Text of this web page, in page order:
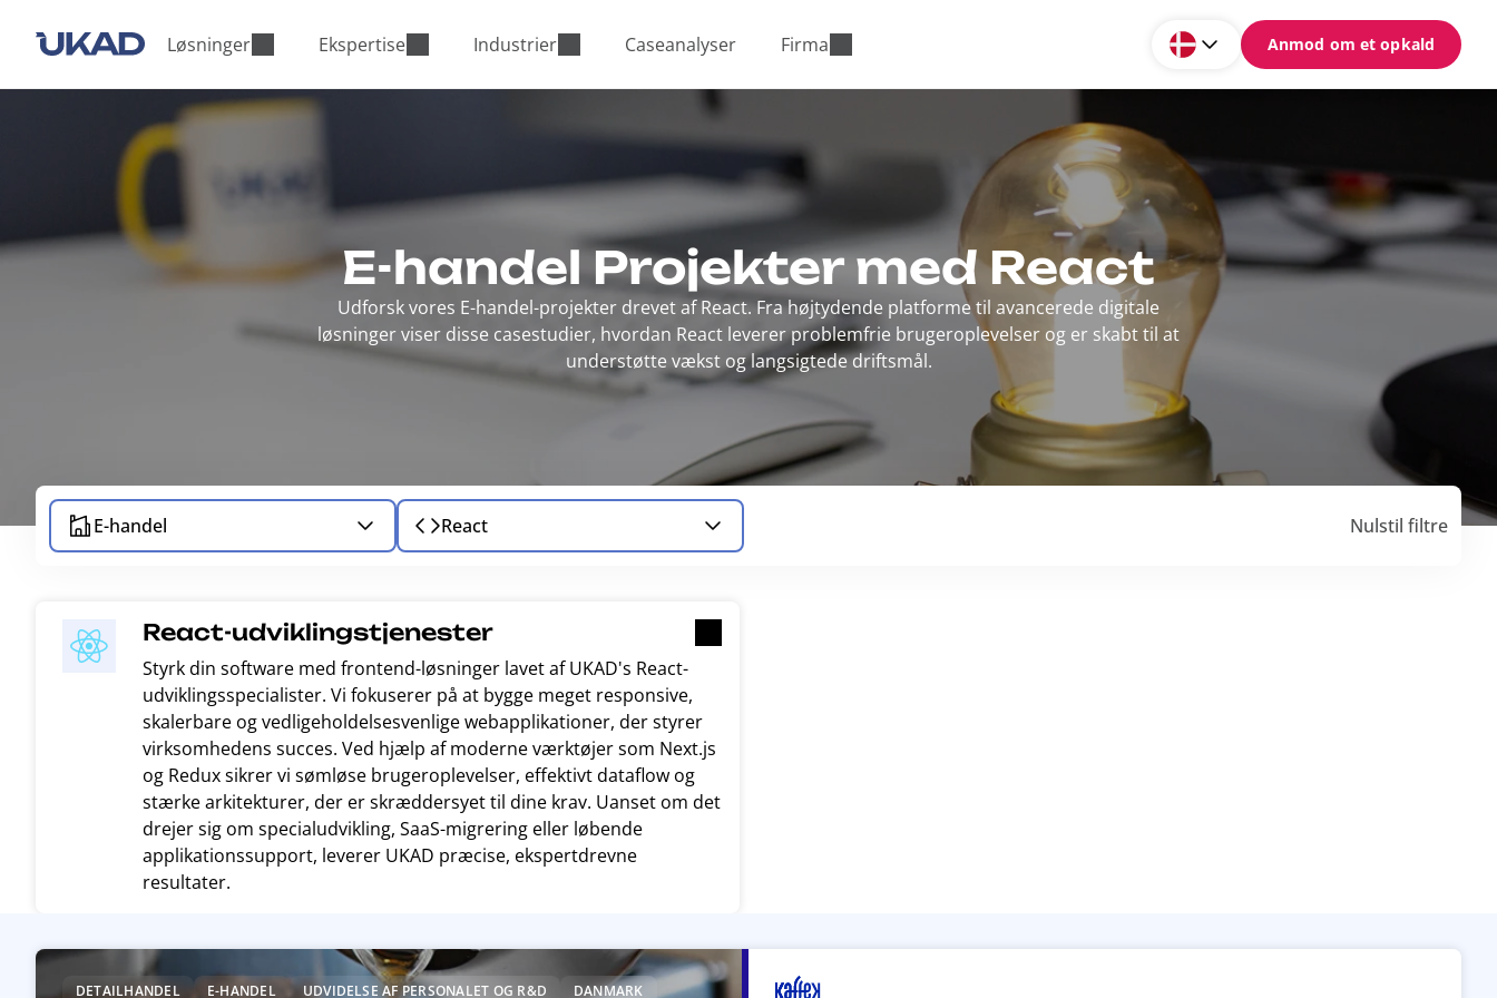
a
n
m
e
n
Løsninger Ekspertise Industrier Caseanalyser Firma Anmod om et opkald
E-handel Projekter med React
Udforsk vores E-handel-projekter drevet af React. Fra højtydende platforme til avancerede digitale
løsninger viser disse casestudier, hvordan React leverer problemfrie brugeroplevelser og er skabt til at
understøtte vækst og langsigtede driftsmål.
E-handel React Nulstil filtre
React-udviklingstjenester
Styrk din software med frontend-løsninger lavet af UKAD's React-
udviklingsspecialister. Vi fokuserer på at bygge meget responsive,
skalerbare og vedligeholdelsesvenlige webapplikationer, der styrer
virksomhedens succes. Ved hjælp af moderne værktøjer som Next.js
og Redux sikrer vi sømløse brugeroplevelser, effektivt dataflow og
stærke arkitekturer, der er skræddersyet til dine krav. Uanset om det
drejer sig om specialudvikling, SaaS-migrering eller løbende
applikationssupport, leverer UKAD præcise, ekspertdrevne
resultater.
R
DETAILHANDEL E-HANDEL UDVIDELSE AF PERSONALET OG R&D DANMARK